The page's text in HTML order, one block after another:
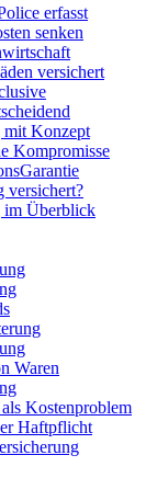
erfasst
senken
versichert
mit Konzept
Kompromisse
versichert?
im Überblick
Waren
Kostenproblem
Haftpflicht